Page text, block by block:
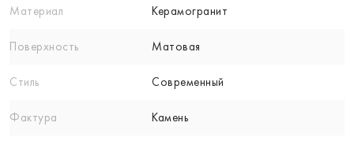
Материал Керамогранит
Поверхность Матовая
Стиль Современный
Фактура Камень